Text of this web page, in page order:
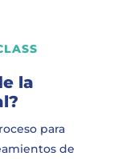
la
para
de